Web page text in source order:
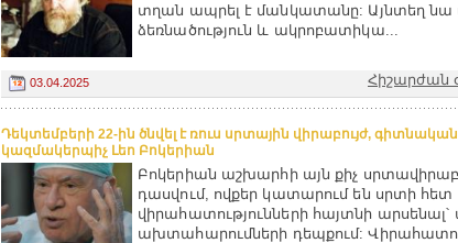
տղան ապրել է մանկատանը: Այնտեղ նա
ձեռնածություն և ակրոբատիկա...
03.04.2025 Հիշարժան
Դեկտեմբերի 22-ին ծնվել է ռուս սրտային վիրաբույժ,
կազմակերպիչ Լեո Բոկերիան
Բոկերիան աշխարհի այն քիչ
դասվում, ովքեր կատարում են սրտի
վիրահատությունների հայտնի
ախտահարումների դեպքում: